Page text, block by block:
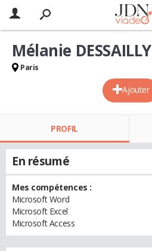
Ajouter
Mélanie DESSAILLY
Paris
PROFIL
En résumé
Mes compétences :
Microsoft Word
Microsoft Excel
Microsoft Access